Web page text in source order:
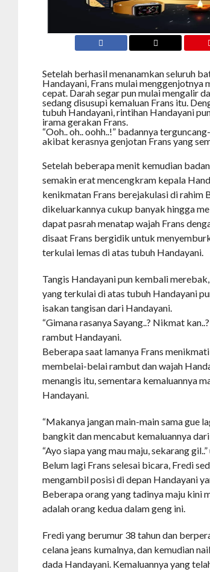
Setelah berhasil menanamkan seluruh
Handayani, Frans mulai menggenjotnya
cepat. Darah segar pun mulai mengalir
sedang disusupi kemaluan Frans itu.
tubuh Handayani, rintihan Handayani
irama gerakan Frans.
“Ooh.. oh.. oohh..!” badannya
akibat kerasnya genjotan Frans yang
Setelah beberapa menit kemudian
semakin erat mencengkram kepala
kenikmatan Frans berejakulasi di rahim
dikeluarkannya cukup banyak hingga
dapat pasrah menatap wajah Frans
disaat Frans bergidik untuk
terkulai lemas di atas tubuh Handayani.
Tangis Handayani pun kembali
yang terkulai di atas tubuh Handayani
isakan tangisan dari Handayani.
“Gimana rasanya Sayang..? Nikmat
rambut Handayani.
Beberapa saat lamanya Frans
membelai-belai rambut dan wajah
menangis itu, sementara kemaluannya
Handayani.
“Makanya jangan main-main sama gue
bangkit dan mencabut kemaluannya
“Ayo siapa yang mau maju, sekarang
Belum lagi Frans selesai bicara, Fredi
mengambil posisi di depan Handayani
Beberapa orang yang tadinya maju kini
adalah orang kedua dalam geng ini.
Fredi yang berumur 38 tahun dan
celana jeans kumalnya, dan kemudian
dada Handayani. Kemaluannya yang